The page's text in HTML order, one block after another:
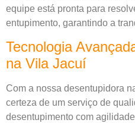
equipe está pronta para
entupimento, garantindo a
Tecnologia
na Vila Jacuí
Com a nossa desentupidora
certeza de um serviço de
desentupimento com